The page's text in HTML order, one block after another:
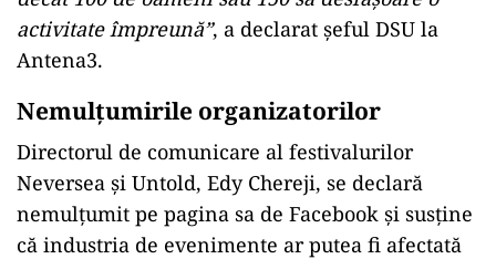
activitate împreună”, a declarat șeful DSU la
Antena3.
Nemulțumirile organizatorilor
Directorul de comunicare al festivalurilor
Neversea şi Untold, Edy Chereji, se declară
nemulțumit pe pagina sa de Facebook și susține
că industria de evenimente ar putea fi afectată